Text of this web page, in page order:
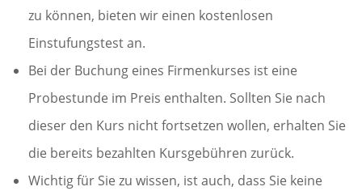
zu können, bieten wir einen kostenlosen
Einstufungstest an.
Bei der Buchung eines Firmenkurses ist eine
Probestunde im Preis enthalten. Sollten Sie nach
dieser den Kurs nicht fortsetzen wollen, erhalten Sie
die bereits bezahlten Kursgebühren zurück.
Wichtig für Sie zu wissen, ist auch, dass Sie keine